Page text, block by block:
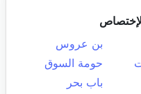
بن عروس
حومة السوق
باب بحر